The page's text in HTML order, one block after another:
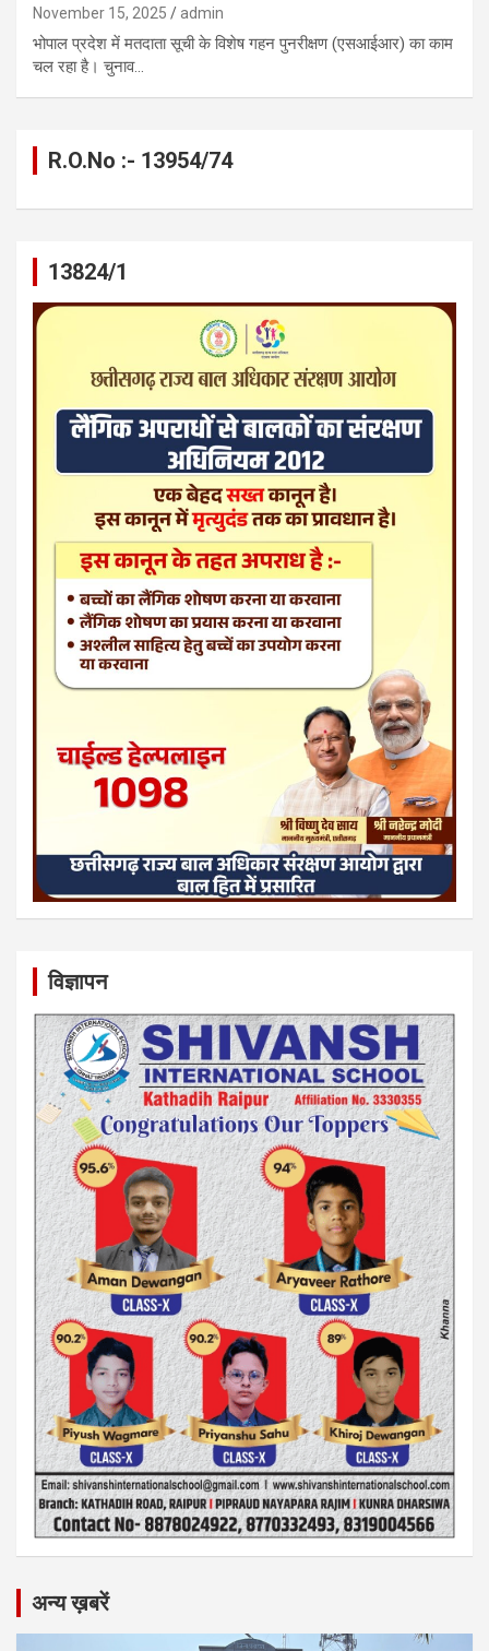
November 15, 2025 admin
भोपाल प्रदेश में मतदाता सूची के विशेष गहन पुनरीक्षण (एसआईआर) का काम
चल रहा है। चुनाव…
R.O.No :- 13954/74
13824/1
विज्ञापन
अन्य ख़बरें